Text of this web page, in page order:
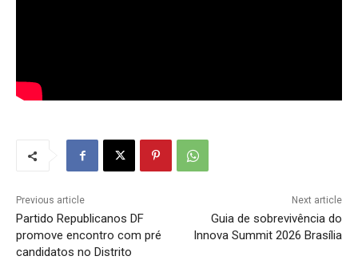
Previous article
Partido Republicanos DF
promove encontro com pré
candidatos no Distrito
Next article
Guia de sobrevivência do
Innova Summit 2026 Brasília